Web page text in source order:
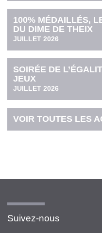
100% MÉDAILLÉS,
DU DIME DE THEIX
JUILLET 2026
SOIRÉE DE
JEUX
JUILLET 2026
VOIR TOUTES LES
Suivez-nous